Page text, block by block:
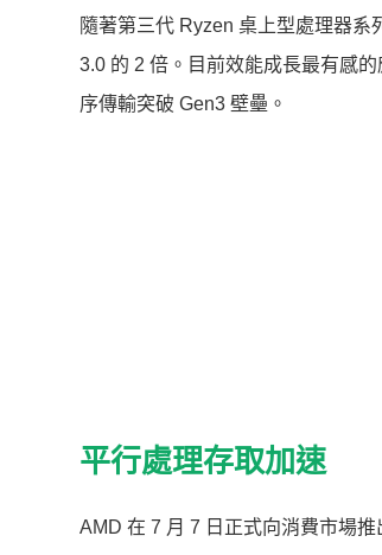
隨著第三代 Ryzen 桌上型處理器
3.0 的 2 倍。目前效能成長最有感
序傳輸突破 Gen3 壁壘。
平行處理存取加速
AMD 在 7 月 7 日正式向消費市場